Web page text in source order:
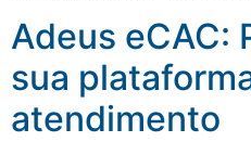
Adeus eCAC:
sua
atendimento